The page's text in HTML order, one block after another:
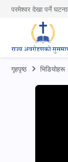
परमेश्वर देखा पर्ने
गृहपृष्ठ भिडियोहरू